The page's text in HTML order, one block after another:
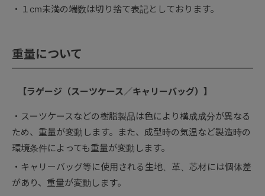
１cm未満の端数は切り捨て表記としております。
重量について
【ラゲージ（スーツケース／キャリーバッグ）】
スーツケースなどの樹脂製品は色により構成成分が異なる
ため、重量が変動します。また、成型時の気温など製造時の
環境条件によっても重量が変動します。
キャリーバッグ等に使用される生地、革、芯材には個体差
があり、重量が変動します。